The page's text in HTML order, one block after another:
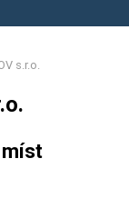
s.r.o.